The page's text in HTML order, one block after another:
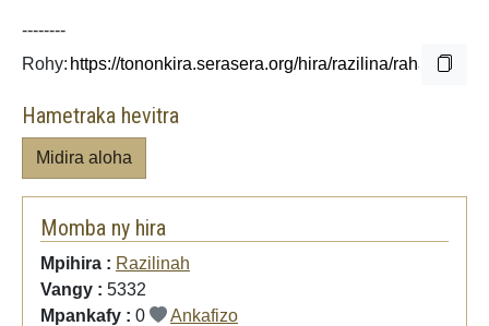
--------
Rohy:
Hametraka hevitra
Midira aloha
Momba ny hira
Mpihira : Razilinah
Vangy : 5332
Mpankafy : 0
Ankafizo